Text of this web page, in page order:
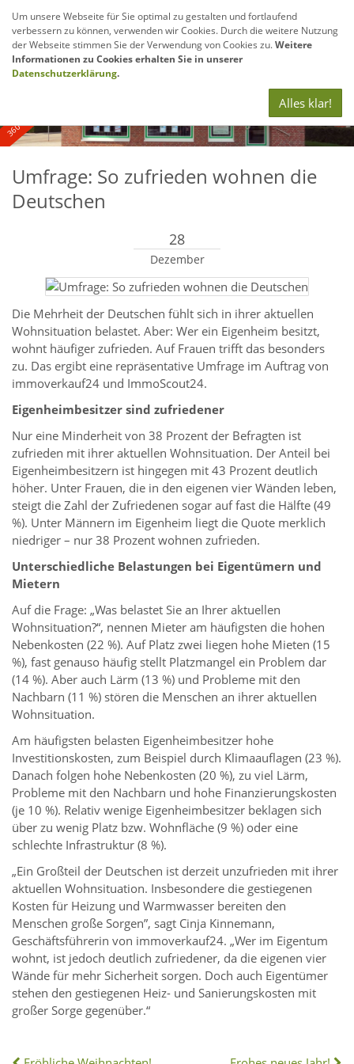
360° - und Luftbildaufnahmen
Umfrage: So zufrieden wohnen die
Deutschen
28
Dezember
Die Mehrheit der Deutschen fühlt sich in ihrer aktuellen
Wohnsituation belastet. Aber: Wer ein Eigenheim besitzt,
wohnt häufiger zufrieden. Auf Frauen trifft das besonders
zu. Das ergibt eine repräsentative Umfrage im Auftrag von
immoverkauf24 und ImmoScout24.
Eigenheimbesitzer sind zufriedener
Nur eine Minderheit von 38 Prozent der Befragten ist
zufrieden mit ihrer aktuellen Wohnsituation. Der Anteil bei
Eigenheimbesitzern ist hingegen mit 43 Prozent deutlich
höher. Unter Frauen, die in den eigenen vier Wänden leben,
steigt die Zahl der Zufriedenen sogar auf fast die Hälfte (49
%). Unter Männern im Eigenheim liegt die Quote merklich
niedriger – nur 38 Prozent wohnen zufrieden.
Unterschiedliche Belastungen bei Eigentümern und
Mietern
Auf die Frage: „Was belastet Sie an Ihrer aktuellen
Wohnsituation?“, nennen Mieter am häufigsten die hohen
Nebenkosten (22 %). Auf Platz zwei liegen hohe Mieten (15
%), fast genauso häufig stellt Platzmangel ein Problem dar
(14 %). Aber auch Lärm (13 %) und Probleme mit den
Nachbarn (11 %) stören die Menschen an ihrer aktuellen
Wohnsituation.
Am häufigsten belasten Eigenheimbesitzer hohe
Investitionskosten, zum Beispiel durch Klimaauflagen (23 %).
Danach folgen hohe Nebenkosten (20 %), zu viel Lärm,
Probleme mit den Nachbarn und hohe Finanzierungskosten
(je 10 %). Relativ wenige Eigenheimbesitzer beklagen sich
über zu wenig Platz bzw. Wohnfläche (9 %) oder eine
schlechte Infrastruktur (8 %).
„Ein Großteil der Deutschen ist derzeit unzufrieden mit ihrer
aktuellen Wohnsituation. Insbesondere die gestiegenen
Kosten für Heizung und Warmwasser bereiten den
Menschen große Sorgen”, sagt Cinja Kinnemann,
Geschäftsführerin von immoverkauf24. „Wer im Eigentum
wohnt, ist jedoch deutlich zufriedener, da die eigenen vier
Wände für mehr Sicherheit sorgen. Doch auch Eigentümer
stehen den gestiegenen Heiz- und Sanierungskosten mit
großer Sorge gegenüber.“
Um unsere Webseite für Sie optimal zu gestalten und fortlaufend
verbessern zu können, verwenden wir Cookies. Durch die weitere Nutzung
der Webseite stimmen Sie der Verwendung von Cookies zu.Weitere
Informationen zu Cookies erhalten Sie in unserer
Datenschutzerklärung.
Alles klar!